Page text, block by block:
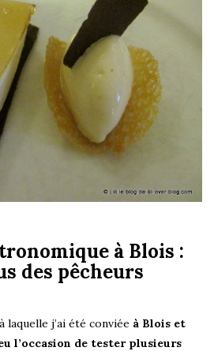
à Blois :
des pêcheurs
laquelle j’ai été conviée à Blois et
l’occasion de tester plusieurs